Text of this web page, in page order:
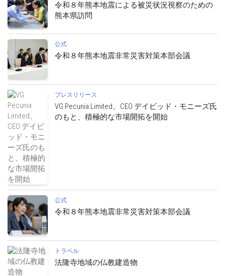
令和８年熊本地震による被災状況視察のための
熊本県訪問
公式
令和８年熊本地震非常災害対策本部会議
プレスリリース
VG Pecunia Limited、CEO デイビッド・モニーズ氏
のもと、積極的な市場開拓を開始
公式
令和８年熊本地震非常災害対策本部会議
トラベル
法隆寺地域の仏教建造物